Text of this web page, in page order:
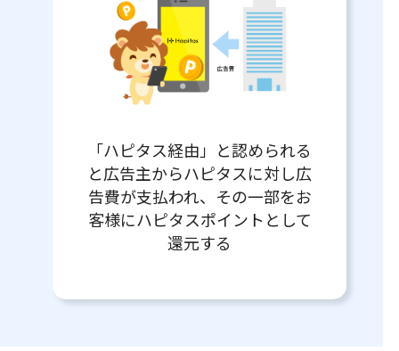
「ハピタス経由」と認められる
と広告主からハピタスに対し広
告費が支払われ、その一部をお
客様にハピタスポイントとして
還元する